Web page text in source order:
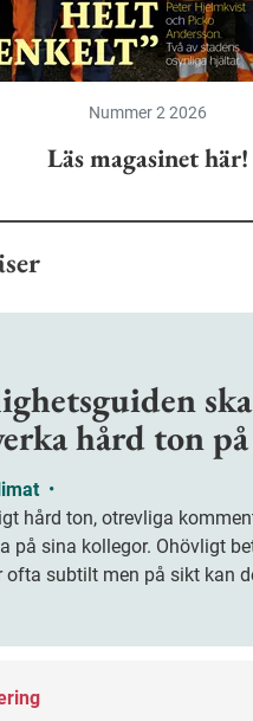
Nummer 2 2026
Läs magasinet här!
ska
hård ton
•
hård ton, otrevliga
på sina kollegor. Ohövligt
ofta subtilt men på sikt kan